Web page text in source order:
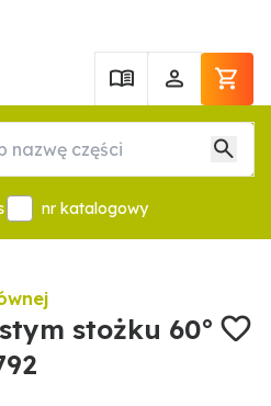
nr katalogowy
stożku 60°